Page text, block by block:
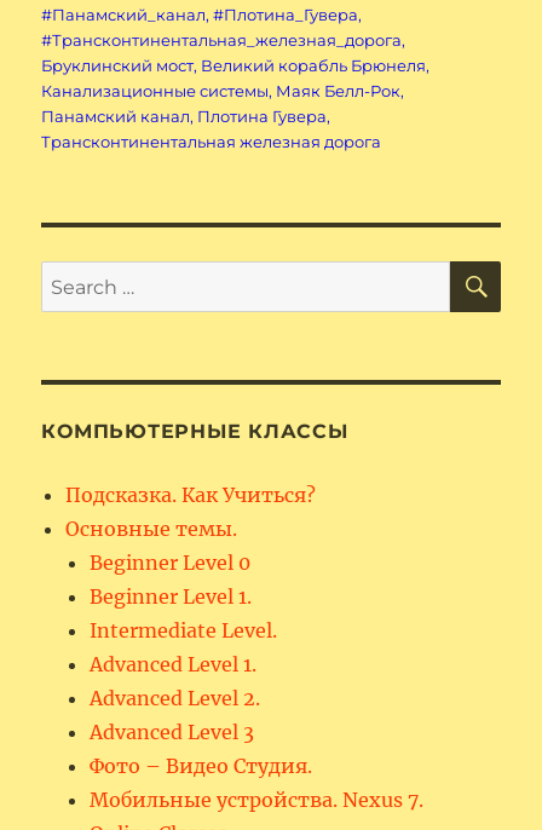
#Панамский_канал,#Плотина_Гувера,
#Трансконтинентальная_железная_дорога,
Бруклинский мост, Великий корабль Брюнеля,
Канализационные системы, Маяк Белл-Рок,
Панамский канал, Плотина Гувера,
Трансконтинентальная железная дорога
Search
for:
КОМПЬЮТЕРНЫЕ КЛАССЫ
Подсказка. Как Учиться?
Основные темы.
Beginner Level 0
Beginner Level 1.
Intermediate Level.
Advanced Level 1.
Advanced Level 2.
Advanced Level 3
Фото – Видео Студия.
Мобильные устройства. Nexus 7.